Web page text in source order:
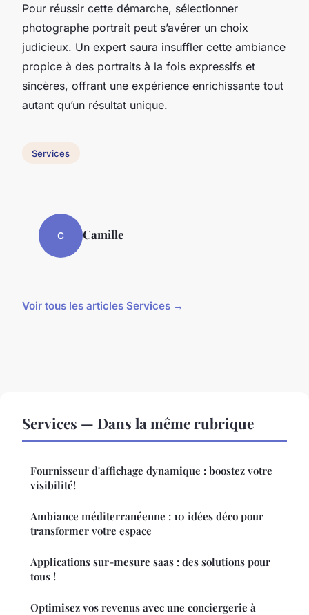
Pour réussir cette démarche, sélectionner
photographe portrait peut s’avérer un choix
judicieux. Un expert saura insuffler cette ambiance
propice à des portraits à la fois expressifs et
sincères, offrant une expérience enrichissante tout
autant qu’un résultat unique.
Services
C Camille
Voir tous les articles Services →
Services — Dans la même rubrique
Fournisseur d'affichage dynamique : boostez votre
visibilité!
Ambiance méditerranéenne : 10 idées déco pour
transformer votre espace
Applications sur-mesure saas : des solutions pour
tous !
Optimisez vos revenus avec une conciergerie à